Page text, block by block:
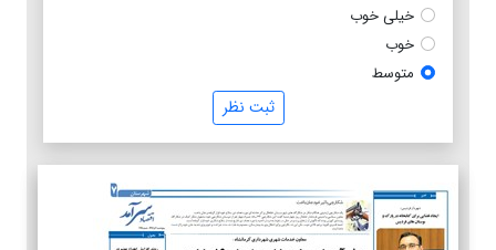
خیلی خوب
خوب
متوسط
ثبت نظر